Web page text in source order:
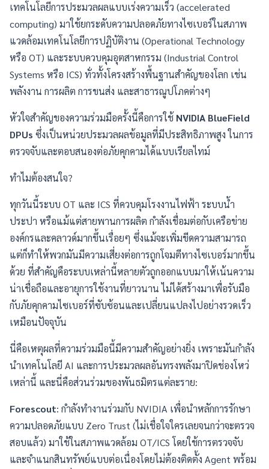
เทคโนโลยีการประมวลผลแบบเร่งความเร็ว (accelerated
computing) มาใช้ยกระดับความปลอดภัยทางไซเบอร์ในสภาพ
แวดล้อมเทคโนโลยีการปฏิบัติงาน (Operational Technology
หรือ OT) และระบบควบคุมอุตสาหกรรม (Industrial Control
Systems หรือ ICS) ทั่วทั้งโครงสร้างพื้นฐานสำคัญของโลก เช่น
พลังงาน การผลิต การขนส่ง และสาธารณูปโภคต่างๆ
หัวใจสำคัญของความร่วมมือครั้งนี้คือการใช้ NVIDIA BlueField
DPUs ซึ่งเป็นหน่วยประมวลผลข้อมูลที่มีประสิทธิภาพสูง ในการ
ตรวจจับและตอบสนองต่อภัยคุกคามได้แบบเรียลไทม์
ทำไมต้องสนใจ?
ทุกวันนี้ระบบ OT และ ICS ที่ควบคุมโรงงานไฟฟ้า ระบบน้ำ
ประปา หรือแม้แต่สายพานการผลิต กำลังเชื่อมต่อกับเครือข่าย
องค์กรและคลาวด์มากขึ้นเรื่อยๆ ซึ่งแม้จะเพิ่มขีดความสามารถ
แต่ก็ทำให้พวกมันมีความเสี่ยงต่อการถูกโจมตีทางไซเบอร์มากขึ้น
ด้วย ที่สำคัญคือระบบเหล่านี้หลายตัวถูกออกแบบมาให้เน้นความ
น่าเชื่อถือและอายุการใช้งานที่ยาวนาน ไม่ได้สร้างมาเพื่อรับมือ
กับภัยคุกคามไซเบอร์ที่ซับซ้อนและเปลี่ยนแปลงไปอย่างรวดเร็ว
เหมือนปัจจุบัน
นี่คือเหตุผลที่ความร่วมมือนี้มีความสำคัญอย่างยิ่ง เพราะมันกำลัง
นำเทคโนโลยี AI และการประมวลผลอันทรงพลังมาปิดช่องโหว่
เหล่านี้ และนี่คือส่วนร่วมของพันธมิตรแต่ละราย:
Forescout: กำลังทำงานร่วมกับ NVIDIA เพื่อนำหลักการรักษา
ความปลอดภัยแบบ Zero Trust (ไม่เชื่อใจใครเลยจนกว่าจะตรวจ
สอบแล้ว) มาใช้ในสภาพแวดล้อม OT/ICS โดยใช้การตรวจจับ
และจำแนกสินทรัพย์แบบต่อเนื่องโดยไม่ต้องติดตั้ง Agent พร้อม